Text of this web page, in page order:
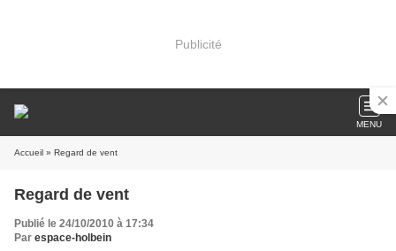
Publicité
MENU
Accueil » Regard de vent
Regard de vent
Publié le 24/10/2010 à 17:34
Par espace-holbein